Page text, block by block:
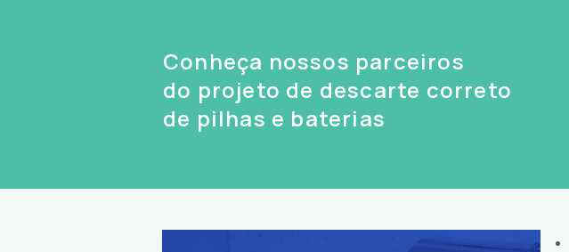
Conheça nossos parceiros
do projeto de descarte correto
de pilhas e baterias